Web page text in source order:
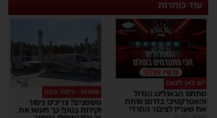
עוד כותרות
יש לאן לצאת
מתחם הבאולינג הגדול
והאטרקטיבי בדרום פותח
את שעריו לציבור החרדי
מקודם
סמנטו - ניסור בטון
משפצים? צריכים ניסור
וקידוח בטון? כך תעשו את